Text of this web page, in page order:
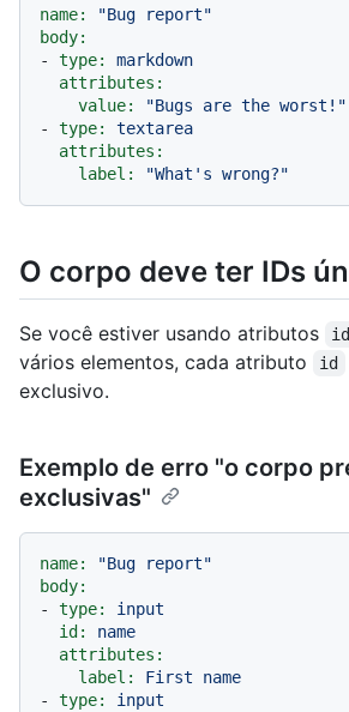
name:
"Bug report"
body:
-
type:
markdown
attributes:
value:
"Bugs are the worst!"
-
type:
textarea
attributes:
label:
"What's wrong?"
O corpo deve ter IDs
Se você estiver usando atributos id
vários elementos, cada atributo
id
exclusivo.
Exemplo de erro "o corpo
exclusivas"
name:
"Bug report"
body:
-
type:
input
id:
name
attributes:
label:
First
name
-
type:
input